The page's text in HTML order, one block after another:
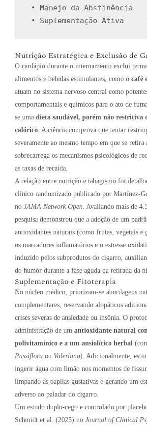
∙ Manejo da
Nutrição Estratégica e Exclusão de
O cardápio durante o internamento exclui
alimentos e bebidas estimulantes, como o café
atuam no sistema nervoso central como
comportamentais e químicos para o ato de
se uma dieta saudável, porém não restritiva
calórico. A ciência comprova que tentar
severamente ao mesmo tempo em que se retira
sobrecarrega os mecanismos psicológicos de
as taxas de recaída.
A relação entre nutrição e tabagismo foi
clínico randomizado publicado por Martínez-
no JAMA Network Open. Avaliando mais de
pesquisa demonstrou que a adoção de um
antioxidantes naturais (como frutas, vegetais e
os marcadores inflamatórios e o estresse
induzido pelos subprodutos do cigarro,
do humor durante a fase aguda da retirada da
Suplementação e Fitoterapia
No núcleo médico, priorizam-se abordagens
complementares, reservando alopáticos
crises severas de ansiedade ou insônia. O
administração de um antioxidante natural
polivitamínico e a um ansiolítico herbal
Passiflora ou Valeriana). Adicionalmente,
ingerir água com limão nos momentos de
limpando as papilas gustativas e gerando um
adverso ao paladar do cigarro.
Um estudo duplo-cego e controlado por
Schmidt et al. (2025) no Journal of Clinical